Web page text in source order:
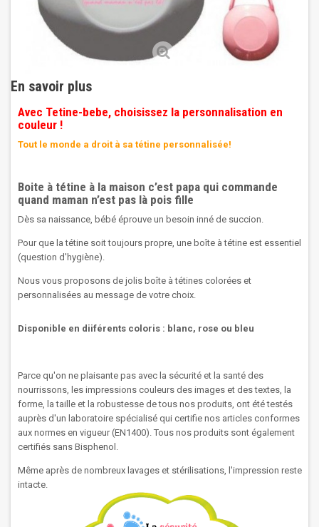
En savoir plus
Avec Tetine-bebe, choisissez la personnalisation en
couleur !
Tout le monde a droit à sa tétine personnalisée!
Boite à tétine à la maison c’est papa qui commande
quand maman n’est pas là pois fille
Dès sa naissance, bébé éprouve un besoin inné de succion.
Pour que la tétine soit toujours propre, une boîte à tétine est essentiel
(question d'hygiène).
Nous vous proposons de jolis boîte à tétines colorées et
personnalisées au message de votre choix.
Disponible en diiférents coloris : blanc, rose ou bleu
Parce qu'on ne plaisante pas avec la sécurité et la santé des
nourrissons, les impressions couleurs des images et des textes, la
forme, la taille et la robustesse de tous nos produits, ont été testés
auprès d'un laboratoire spécialisé qui certifie nos articles conformes
aux normes en vigueur (EN1400). Tous nos produits sont également
certifiés sans Bisphenol.
Même après de nombreux lavages et stérilisations, l'impression reste
intacte.